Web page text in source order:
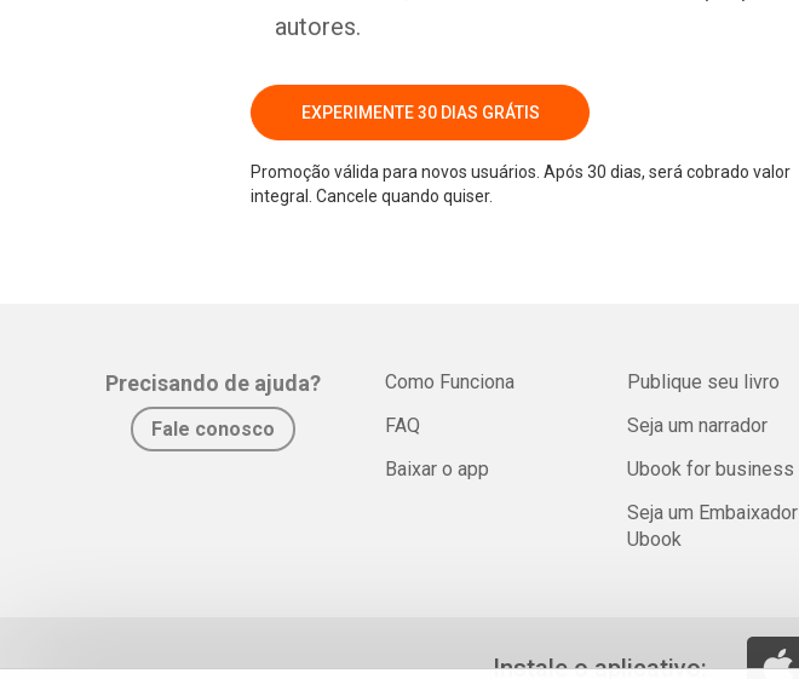
autores.
EXPERIMENTE 30 DIAS GRÁTIS
Promoção válida para novos usuários. Após 30 dias, será cobrado valor
integral. Cancele quando quiser.
Precisando de ajuda?
Fale conosco
Como Funciona
FAQ
Baixar o app
Publique seu livro
Seja um narrador
Ubook for business
Seja um Embaixador
Ubook
Instale o aplicativo: